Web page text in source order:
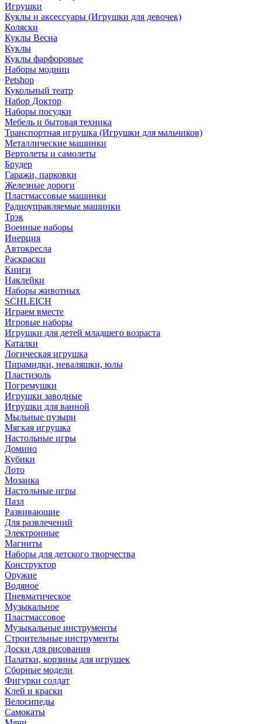
Игрушки
Куклы и аксессуары (Игрушки для девочек)
Коляски
Куклы Весна
Куклы
Куклы фарфоровые
Наборы модниц
Petshop
Кукольный театр
Набор Доктор
Наборы посудки
Мебель и бытовая техника
Транспортная игрушка (Игрушки для мальчиков)
Металлические машинки
Вертолеты и самолеты
Брудер
Гаражи, парковки
Железные дороги
Пластмассовые машинки
Радиоуправляемые машинки
Трэк
Военные наборы
Инерция
Автокресла
Раскраски
Книги
Наклейки
Наборы животных
SCHLEICH
Играем вместе
Игровые наборы
Игрушки для детей младшего возраста
Каталки
Логическая игрушка
Пирамидки, неваляшки, юлы
Пластизоль
Погремушки
Игрушки заводные
Игрушки для ванной
Мыльные пузыри
Мягкая игрушка
Настольные игры
Домино
Кубики
Лото
Мозаика
Настольные игры
Пазл
Развиваюшие
Для развлечений
Электронные
Магниты
Наборы для детского творчества
Конструктор
Оружие
Водяное
Пневматическое
Музыкальное
Пластмассовое
Музыкальные инструменты
Строительные инструменты
Доски для рисования
Палатки, корзины для игрушек
Сборные модели
Фигурки солдат
Клей и краски
Велосипеды
Самокаты